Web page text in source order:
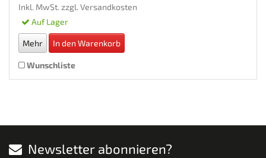
Inkl. MwSt. zzgl. Versandkosten
Auf Lager
Mehr In den Warenkorb
Wunschliste
Newsletter abonnieren?